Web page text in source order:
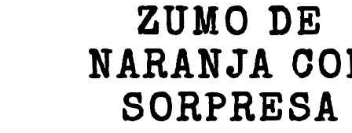
ZUMO DE
NARANJA
SORPRESA